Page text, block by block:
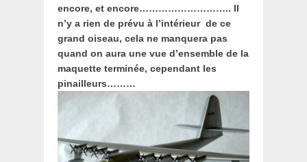
encore, et encore……………………….. Il
n’y a rien de prévu à l’intérieur de ce
grand oiseau, cela ne manquera pas
quand on aura une vue d’ensemble de la
maquette terminée, cependant les
pinailleurs………